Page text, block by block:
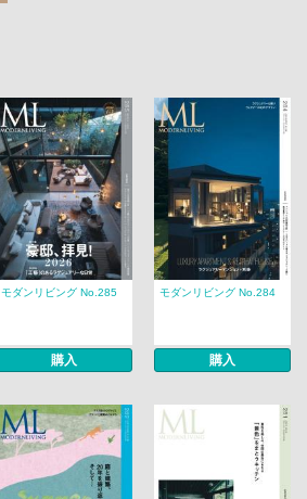
モダンリビング No.285
購入
モダンリビング No.284
購入